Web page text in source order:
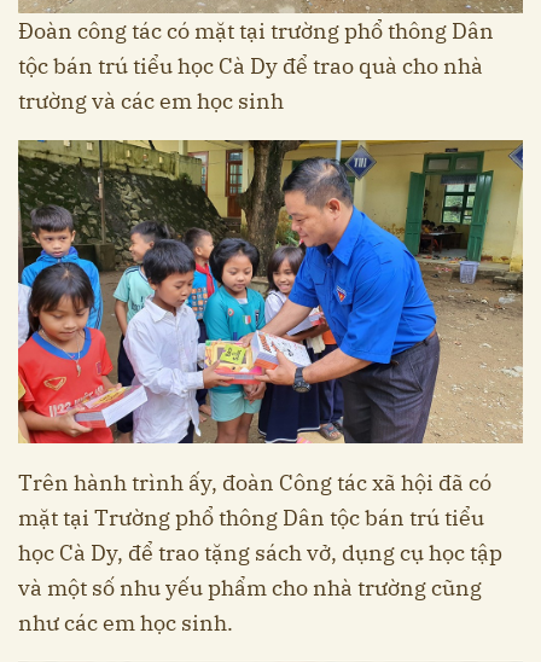
Đoàn công tác có mặt tại trường phổ thông Dân
tộc bán trú tiểu học Cà Dy để trao quà cho nhà
trường và các em học sinh
Trên hành trình ấy, đoàn Công tác xã hội đã có
mặt tại Trường phổ thông Dân tộc bán trú tiểu
học Cà Dy, để trao tặng sách vở, dụng cụ học tập
và một số nhu yếu phẩm cho nhà trường cũng
như các em học sinh.